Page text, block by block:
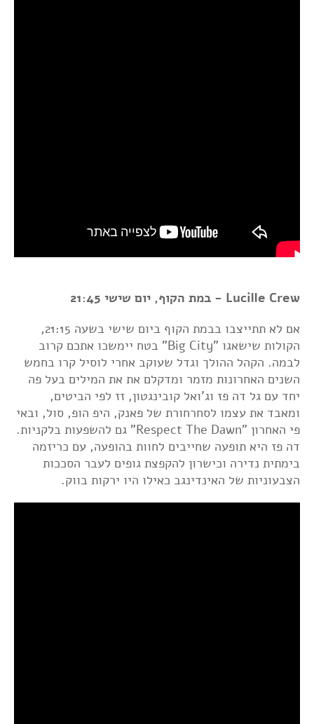
Lucille Crew - במת הקוף, יום שישי 21:45
אם לא תתייצבו בבמת הקוף ביום שישי בשעה 21:15,
הקולות שישאגו "Big City" בטח יימשכו אתכם קרוב
לבמה. הקהל ההולך וגדל שעוקב אחרי לוסיל קרו בחמש
השנים האחרונות מזמר ומדקלם את את המילים בעל פה
יחד עם גל דה פז וג'ואל קובינגטון, זז לפי הביטים,
ומאבד את עצמו לסחרחורת של פאנק, היפ הופ, סול, ובאי
פי האחרון "Respect The Dawn" גם להשפעות בלקניות.
דה פז היא תופעה שחייבים לחוות בהופעה, עם כריזמה
בימתית נדירה וכישרון להקפצת גופים לעבר הסככות
הצבעוניות של האינדינגב כאילו היו ירקות בווק.